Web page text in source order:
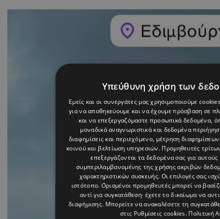
Υπεύθυνη χρήση των
Εμείς και οι συνεργάτες μας χρησιμοποιούμε
για να αποθηκεύουμε και να έχουμε πρόσβαση σε
και να επεξεργαζόμαστε προσωπικά δεδομένα,
μοναδικά αναγνωριστικά και δεδομένα
διαφημίσεις και περιεχόμενο, μέτρηση
κοινού και βελτίωση υπηρεσιών. Προμηθευτές
επεξεργάζονται τα δεδομένα σας για
συμπεριλαμβανομένης της χρήσης ακριβών
χαρακτηριστικών συσκευής. Οι επιλογές σας
ιστότοπο. Ορισμένοι προμηθευτές μπορεί να
αντί για συγκατάθεση· έχετε το δικαίωμα να
διαφήμισης. Μπορείτε να ανακαλέσετε τη
στις Ρυθμίσεις cookies. Πολιτική